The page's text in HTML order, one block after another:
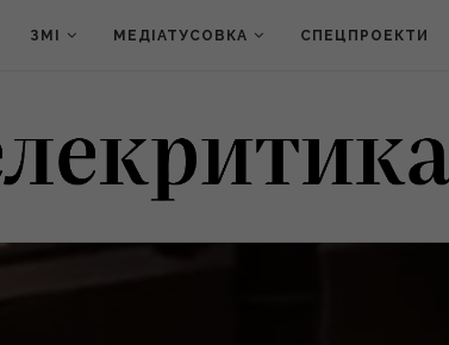
ЗМІ МЕДІАТУСОВКА СПЕЦПРОЕКТИ